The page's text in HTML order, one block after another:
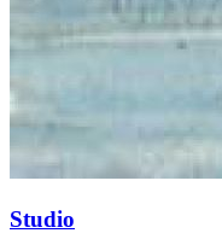
Studio